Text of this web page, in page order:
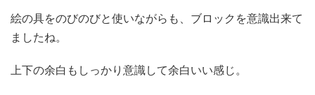
絵の具をのびのびと使いながらも、ブロックを意識出来て
ましたね。
上下の余白もしっかり意識して余白いい感じ。